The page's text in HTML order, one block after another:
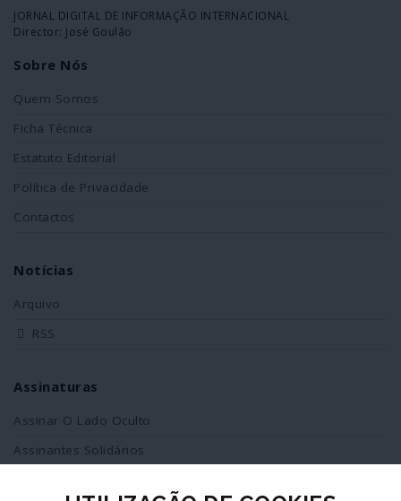
JORNAL DIGITAL DE INFORMAÇÃO INTERNACIONAL
Director: José Goulão
Sobre Nós
Quem Somos
Ficha Técnica
Estatuto Editorial
Política de Privacidade
Contactos
Notícias
Arquivo
RSS
Assinaturas
Assinar O Lado Oculto
Assinantes Solidários